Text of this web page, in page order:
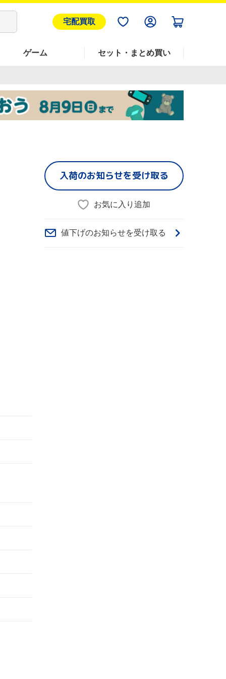
宅配買取
ゲーム セット・まとめ買い
入荷のお知らせを受け取る
お気に入り追加
値下げのお知らせを受け取る